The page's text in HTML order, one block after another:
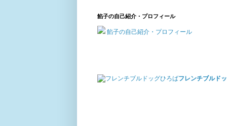
餡子の自己紹介・プロフィール
餡子の自己紹介・プロフィール
フレンチブルド